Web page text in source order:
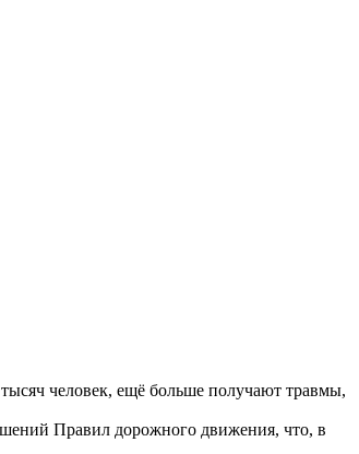
человек, ещё больше получают травмы,
Правил дорожного движения, что, в